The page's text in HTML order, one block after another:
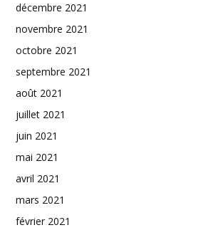
décembre 2021
novembre 2021
octobre 2021
septembre 2021
août 2021
juillet 2021
juin 2021
mai 2021
avril 2021
mars 2021
février 2021